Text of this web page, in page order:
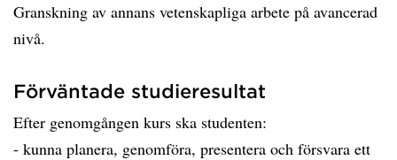
Granskning av annans vetenskapliga arbete på avancerad
nivå.
Förväntade studieresultat
Efter genomgången kurs ska studenten:
- kunna planera, genomföra, presentera och försvara ett